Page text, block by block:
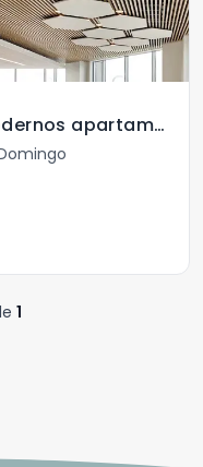
Tiara es un proyecto de modernos apartamentos en ventas en el sector de Serralles, Santo Domingo
1